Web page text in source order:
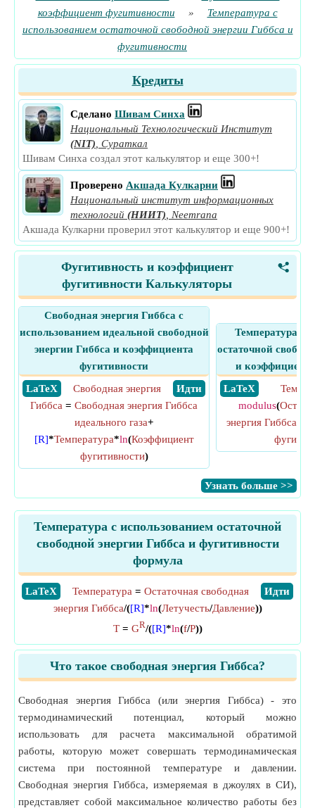
коэффициент фугитивности
»
Температура с
использованием остаточной свободной энергии Гиббса и
фугитивности
Кредиты
Сделано Шивам Синха
Национальный Технологический Институт
(NIT) Сураткал
Шивам Синха создал этот калькулятор и еще 300+!
Проверено Акшада Кулкарни
Национальный институт информационных
технологий (НИИТ)
Neemrana
Акшада Кулкарни проверил этот калькулятор и еще 900+!
<
Фугитивность и коэффициент
фугитивности Калькуляторы
Свободная энергия Гиббса с
использованием идеальной свободной
энергии Гиббса и коэффициента
фугитивности
​ LaTeX
​ Идти
Свободная энергия
Гиббса = Свободная энергия Гиббса
идеального газа+
[R]*Температура*ln(Коэффициент
фугитивности)
Температура с
остаточной
и
​ LaTeX
modulus(
энергия Гиббса
​Узнать больше >>
Температура с использованием остаточной
свободной энергии Гиббса и фугитивности
формула
​LaTeX ​Идти
Температура = Остаточная свободная
энергия Гиббса/([R]*ln(Летучесть/Давление))
T= GR/([R]*ln(f/P))
Что такое свободная энергия Гиббса?
Свободная энергия Гиббса (или энергия Гиббса) - это
термодинамический потенциал, который можно
использовать для расчета максимальной обратимой
работы, которую может совершать термодинамическая
система при постоянной температуре и давлении.
Свободная энергия Гиббса, измеряемая в джоулях в СИ),
представляет собой максимальное количество работы без